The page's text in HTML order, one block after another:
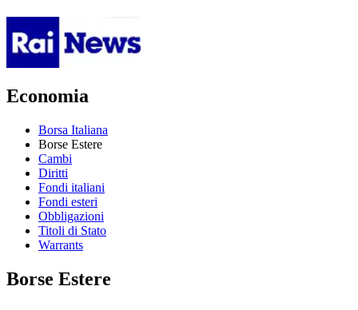
Economia
Borsa Italiana
Borse Estere
Cambi
Diritti
Fondi italiani
Fondi esteri
Obbligazioni
Titoli di Stato
Warrants
Borse Estere